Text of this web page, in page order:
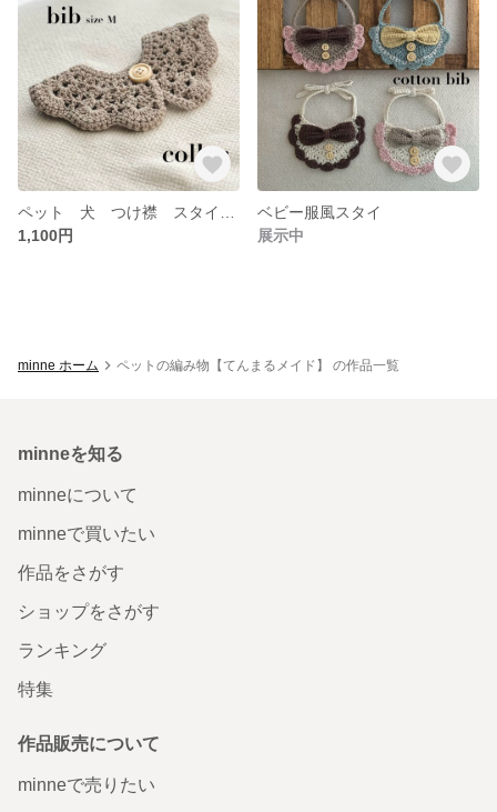
1,100円
ベビー服風スタイ
展示中
minne ホーム ペットの編み物【てんまるメイド】 の作品一覧
minneを知る
minneについて
minneで買いたい
作品をさがす
ショップをさがす
ランキング
特集
作品販売について
minneで売りたい